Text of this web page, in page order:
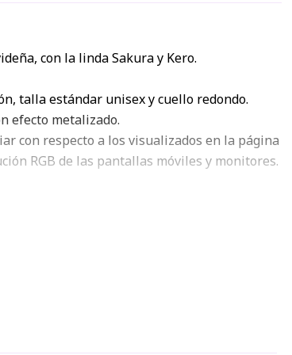
con la linda Sakura y Kero.
talla estándar unisex y cuello redondo.
efecto metalizado.
con respecto a los visualizados en la página
RGB de las pantallas móviles y monitores.